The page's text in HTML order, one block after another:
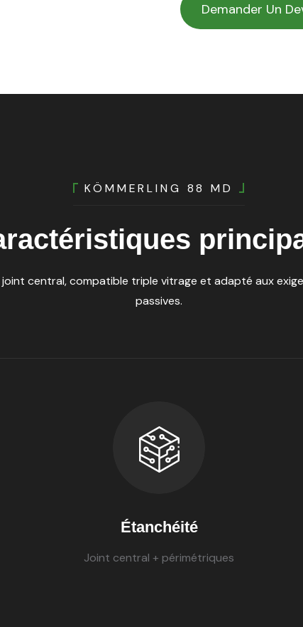
Demander Un
KÖMMERLING 88 MD
central, compatible triple vitrage et adapté aux
passives.
Étanchéité
Joint central + périmétriques